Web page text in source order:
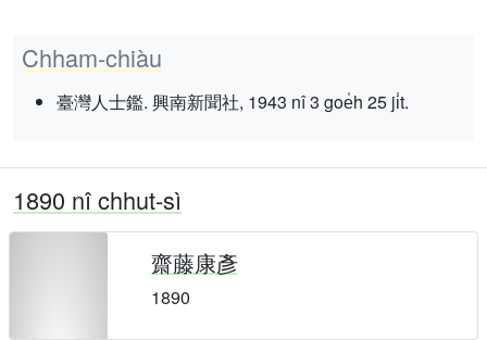
Chham-chiàu
臺灣人士鑑. 興南新聞社, 1943 nî 3 goe̍h 25 ji̍t.
1890 nî chhut-sì
齋藤康彥
1890